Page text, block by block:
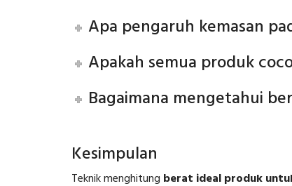
Apa pengaruh kemasan
Apakah semua produk
Bagaimana mengetahui
Kesimpulan
Teknik menghitung berat ideal produk